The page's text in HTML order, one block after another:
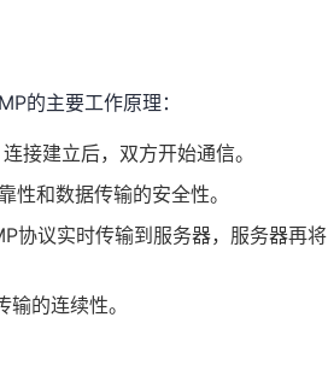
的主要工作原理：
接建立后，双方开始通信。
性和数据传输的安全性。
协议实时传输到服务器，服务器再将
的连续性。